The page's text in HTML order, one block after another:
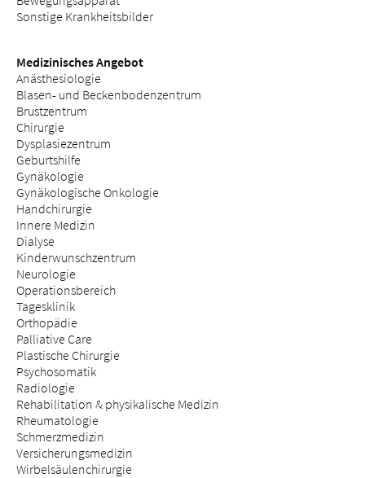
Sonstige Krankheitsbilder
Medizinisches Angebot
Anästhesiologie
Blasen- und Beckenbodenzentrum
Brustzentrum
Chirurgie
Dysplasiezentrum
Geburtshilfe
Gynäkologie
Gynäkologische Onkologie
Handchirurgie
Innere Medizin
Dialyse
Kinderwunschzentrum
Neurologie
Operationsbereich
Tagesklinik
Orthopädie
Palliative Care
Plastische Chirurgie
Psychosomatik
Radiologie
Rehabilitation & physikalische Medizin
Rheumatologie
Schmerzmedizin
Versicherungsmedizin
Wirbelsäulenchirurgie